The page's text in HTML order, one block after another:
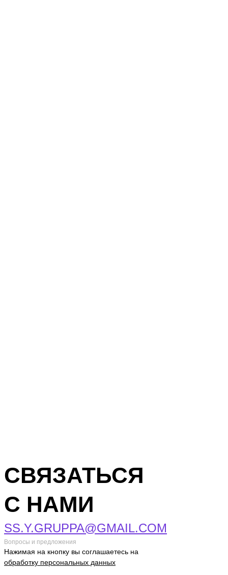
СВЯЗАТЬСЯ
С НАМИ
SS.Y.GRUPPA@GMAIL.COM
Вопросы и предложения
Нажимая на кнопку вы соглашаетесь на
обработку персональных данных